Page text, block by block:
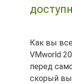
Как вы
VMworld
перед
скорый